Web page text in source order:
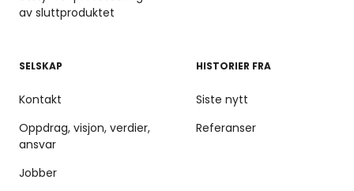
av sluttproduktet
SELSKAP
Kontakt
Oppdrag, visjon, verdier,
ansvar
Jobber
HISTORIER FRA
Siste nytt
Referanser